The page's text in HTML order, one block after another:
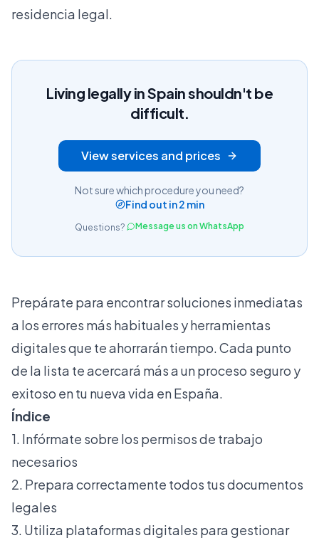
residencia legal.
Living legally in Spain shouldn't be
difficult.
View services and prices
Not sure which procedure you need?
Find out in 2 min
Questions? Message us on WhatsApp
Prepárate para encontrar soluciones inmediatas
a los errores más habituales y herramientas
digitales que te ahorrarán tiempo. Cada punto
de la lista te acercará más a un proceso seguro y
exitoso en tu nueva vida en España.
Índice
1. Infórmate sobre los permisos de trabajo
necesarios
2. Prepara correctamente todos tus documentos
legales
3. Utiliza plataformas digitales para gestionar